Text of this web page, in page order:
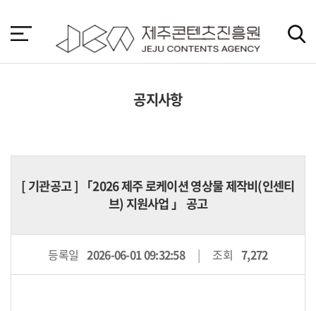
바
가
공지사항
[기관공고] 「2026 제주 로케이션 영상물 제작비(인센티
브) 지원사업 」 공고
등록일 2026-06-01 09:32:58 조회 7,272